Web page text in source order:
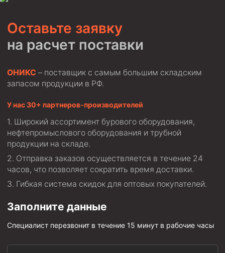
Оставьте заявку
на расчет поставки
ОНИКС – поставщик с самым большим складским
запасом продукции в РФ.
У нас 30+ партнеров-производителей
Широкий ассортимент бурового оборудования,
нефтепромыслового оборудования и трубной
продукции на складе.
Отправка заказов осуществляется в течение 24
часов, что позволяет сократить время доставки.
Гибкая система скидок для оптовых покупателей.
Заполните данные
Специалист перезвонит в течение 15 минут в рабочие часы